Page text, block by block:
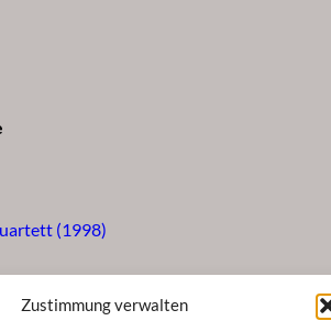
Zustimmung verwalten
(1998)
(1984)